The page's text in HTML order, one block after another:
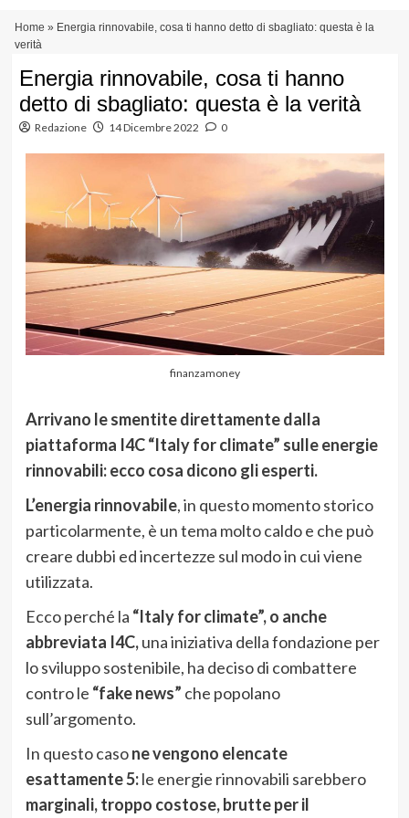
principale
Home » Energia rinnovabile, cosa ti hanno detto di sbagliato: questa è la
verità
Energia rinnovabile, cosa ti hanno
detto di sbagliato: questa è la verità
Redazione 14 Dicembre 2022 0
finanzamoney
Arrivano le smentite direttamente dalla
piattaforma I4C “Italy for climate” sulle energie
rinnovabili: ecco cosa dicono gli esperti.
L’energia rinnovabile, in questo momento storico
particolarmente, è un tema molto caldo e che può
creare dubbi ed incertezze sul modo in cui viene
utilizzata.
Ecco perché la “Italy for climate”, o anche
abbreviata I4C,una iniziativa della fondazione per
lo sviluppo sostenibile, ha deciso di combattere
contro le “fake news” che popolano
sull’argomento.
In questo casone vengono elencate
esattamente 5:le energie rinnovabili sarebbero
marginali, troppo costose, brutte per il